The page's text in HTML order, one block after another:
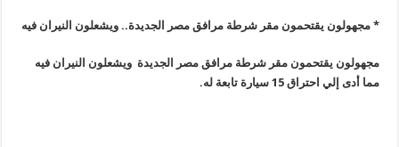
* مجهولون يقتحمون مقر شرطة مرافق مصر الجديدة.. ويشعلون النيران فيه
مجهولون يقتحمون مقر شرطة مرافق مصر الجديدة ويشعلون النيران فيه
مما أدى إلي احتراق 15 سيارة تابعة له.